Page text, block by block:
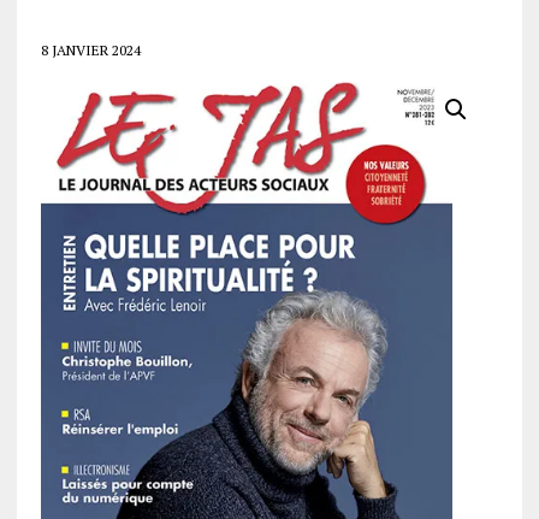
8 JANVIER 2024